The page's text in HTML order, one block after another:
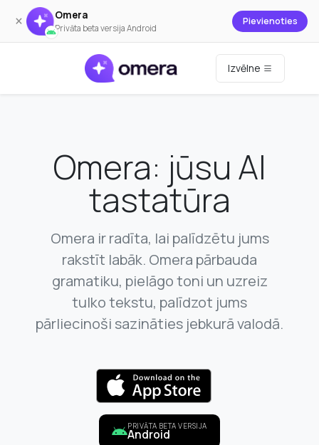
× Omera
Privāta beta versija Android
Pievienoties
Izvēlne
Omera: jūsu AI
tastatūra
Omera ir radīta, lai palīdzētu jums
rakstīt labāk. Omera pārbauda
gramatiku, pielāgo toni un uzreiz
tulko tekstu, palīdzot jums
pārliecinoši sazināties jebkurā valodā.
PRIVĀTA BETA VERSIJA
Android